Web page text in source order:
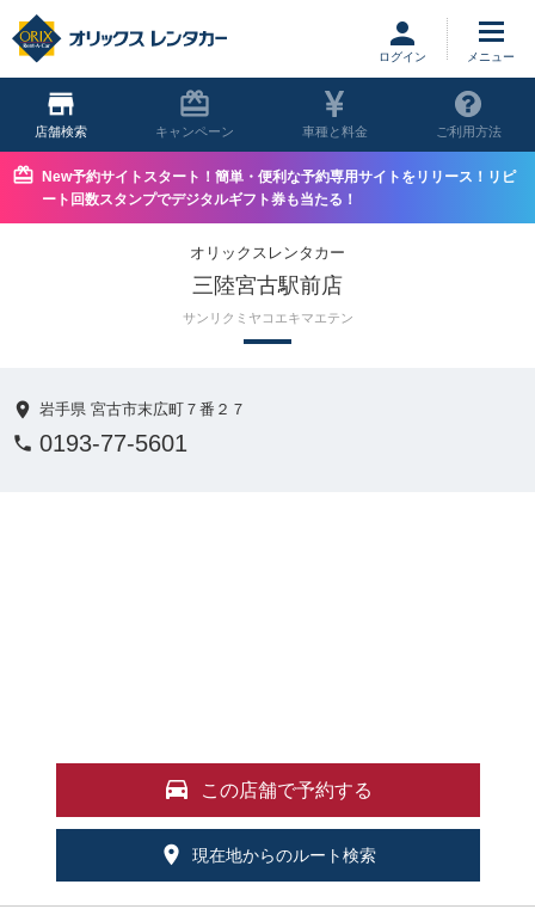
ログイン
店舗 キャンペーン 車種と料金 ご利用方法
New予約サイトスタート！簡単・便利な予約専用サイトをリリース！リピ
ート回数スタンプでデジタルギフト券も当たる！
オリックスレンタカー
三陸宮古駅前店
サンリクミヤコエキマエテン
岩手県 宮古市末広町７番２７
0193-77-5601
この店舗で予約する
現在地からのルート検索